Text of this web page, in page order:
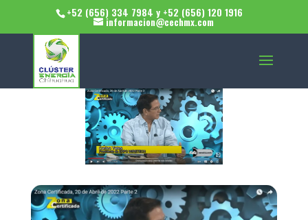
+52 (656) 334 7984 y +52 (656) 120 1916
informacion@cechmx.com